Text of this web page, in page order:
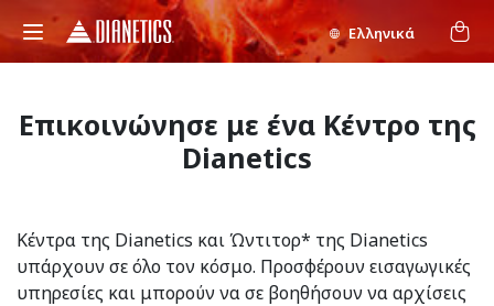
Ελληνικά
Επικοινώνησε με ένα Κέντρο της
Dianetics
Κέντρα της Dianetics και Ώντιτορ* της Dianetics
υπάρχουν σε όλο τον κόσμο. Προσφέρουν εισαγωγικές
υπηρεσίες και μπορούν να σε βοηθήσουν να αρχίσεις